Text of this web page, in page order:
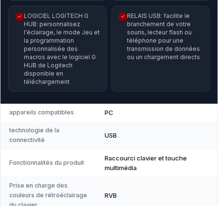
✓ LOGICIEL LOGITECH G
HUB: personnalisez
l'éclairage, le mode Jeu et
la programmation
personnalisée des
macros avec le logiciel G
HUB de Logitech
disponible en
téléchargement
✓ RELAIS USB: facilite le
branchement de votre
souris, lecteur flash ou
téléphone pour une
transmission de données
ou un chargement directs
appareils compatibles PC
technologie de la
connectivité
USB
Fonctionnalités du produit
Raccourci clavier et touche
multimédia
Prise en charge des
couleurs de rétroéclairage
RVB